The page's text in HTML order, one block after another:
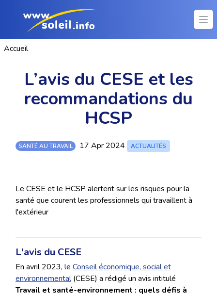
Accueil
L’avis du CESE et les
recommandations du
HCSP
SANTÉ AU TRAVAIL 17 Apr 2024 ACTUALITÉS
Le CESE et le HCSP alertent sur les risques pour la
santé que courent les professionnels qui travaillent à
l'extérieur
L'avis du CESE
En avril 2023, le Conseil économique, social et
environnemental(CESE) a rédigé un avis intitulé
Travail et santé-environnement : quels défis à